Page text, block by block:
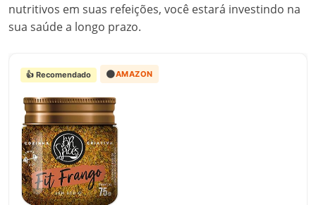
nutritivos em suas refeições, você estará investindo na
sua saúde a longo prazo.
👍 Recomendado 🟠AMAZON